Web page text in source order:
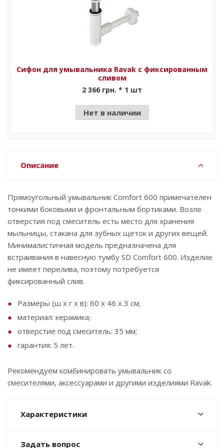
Сифон для умывальника Ravak с фиксированным
сливом
2 366 грн. * 1 шт
Нет в наличии
Описание
Прямоугольный умывальник Comfort 600 примечателен
тонкими боковыми и фронтальным бортиками. Возле
отверстия под смеситель есть место для хранения
мыльницы, стакана для зубных щеток и других вещей.
Минималистичная модель предназначена для
встраивания в навесную тумбу SD Comfort 600. Изделие
не имеет перелива, поэтому потребуется
фиксированный слив.
Размеры (ш x г x в): 60 x 46 x 3 см;
материал: керамика;
отверстие под смеситель: 35 мм;
гарантия: 5 лет.
Рекомендуем комбинировать умывальник со
смесителями, аксессуарами и другими изделиями Ravak.
Характеристики
Задать вопрос